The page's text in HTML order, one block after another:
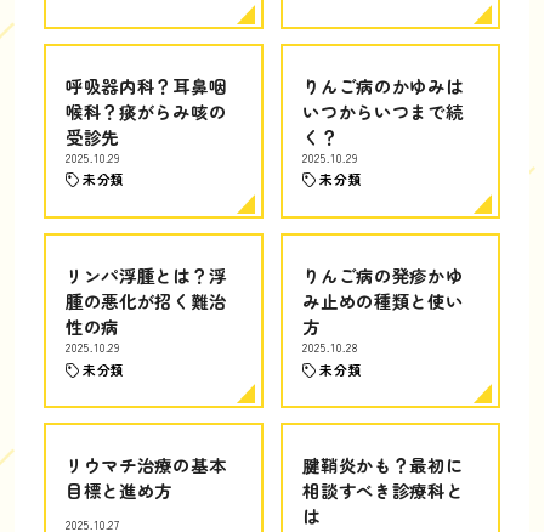
呼吸器内科？耳鼻咽
喉科？痰がらみ咳の
受診先
2025.10.29
未分類
りんご病のかゆみは
いつからいつまで続
く？
2025.10.29
未分類
リンパ浮腫とは？浮
腫の悪化が招く難治
性の病
2025.10.29
未分類
りんご病の発疹かゆ
み止めの種類と使い
方
2025.10.28
未分類
リウマチ治療の基本
目標と進め方
2025.10.27
腱鞘炎かも？最初に
相談すべき診療科と
は